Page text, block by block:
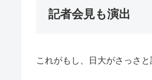
記者会見も演出
これがもし、日大がさっさ